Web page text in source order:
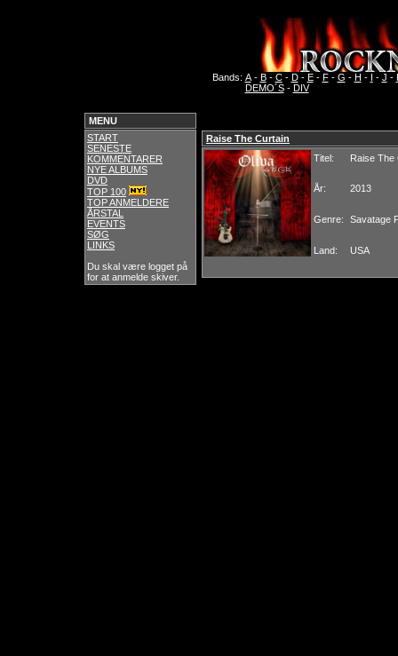
Bands: A- B- C- D- E- F- G - H - I - J -
DEMO´S- DIV
MENU
START
SENESTE
KOMMENTARER
NYE ALBUMS
DVD
TOP 100
TOP ANMELDERE
ÅRSTAL
EVENTS
SØG
LINKS
Du skal være logget på
for at anmelde skiver.
Raise The Curtain
Titel:
Raise The
År: 2013
Genre: Savatage
Land: USA